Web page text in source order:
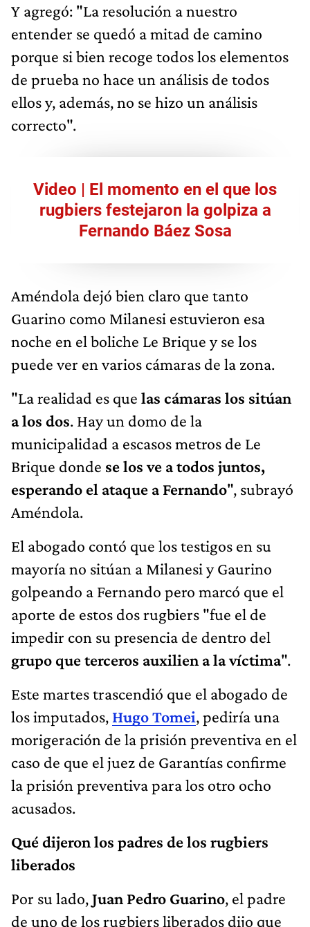
Y agregó: "La resolución a nuestro
entender se quedó a mitad de camino
porque si bien recoge todos los elementos
de prueba no hace un análisis de todos
ellos y, además, no se hizo un análisis
correcto".
Video | El momento en el que los
rugbiers festejaron la golpiza a
Fernando Báez Sosa
Améndola dejó bien claro que tanto
Guarino como Milanesi estuvieron esa
noche en el boliche Le Brique y se los
puede ver en varios cámaras de la zona.
"La realidad es que las cámaras los sitúan
a los dos. Hay un domo de la
municipalidad a escasos metros de Le
Brique donde se los ve a todos juntos,
esperando el ataque a Fernando", subrayó
Améndola.
El abogado contó que los testigos en su
mayoría no sitúan a Milanesi y Gaurino
golpeando a Fernando pero marcó que el
aporte de estos dos rugbiers "fue el de
impedir con su presencia de dentro del
grupo que terceros auxilien a la víctima".
Este martes trascendió que el abogado de
los imputados, Hugo Tomei, pediría una
morigeración de la prisión preventiva en el
caso de que el juez de Garantías confirme
la prisión preventiva para los otro ocho
acusados.
Qué dijeron los padres de los rugbiers
liberados
Por su lado,Juan Pedro Guarino, el padre
de uno de los rugbiers liberados dijo que